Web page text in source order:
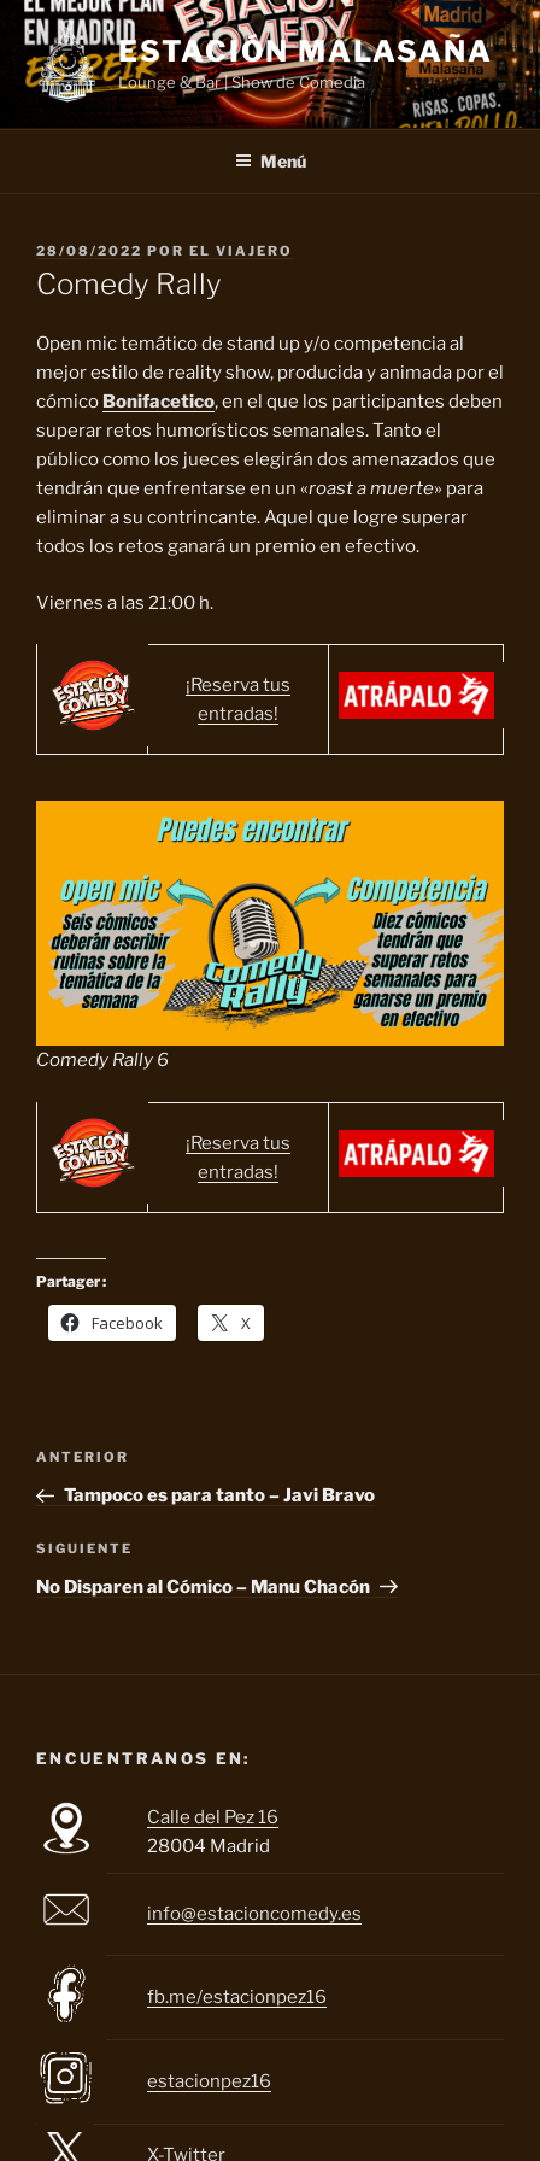
Saltar
contenido
ESTACIÓN MALASAÑA
Lounge & Bar | Show de Comedia
Menú
PUBLICADO
EL
28/08/2022 POR EL VIAJERO
Comedy Rally
Open mic temático de stand up y/o competencia al
mejor estilo de reality show, producida y animada por el
cómico Bonifacetico, en el que los participantes deben
superar retos humorísticos semanales. Tanto el
público como los jueces elegirán dos amenazados que
tendrán que enfrentarse en un «roast a muerte» para
eliminar a su contrincante. Aquel que logre superar
todos los retos ganará un premio en efectivo.
Viernes a las 21:00 h.
¡Reserva tus
entradas!
Comedy Rally 6
¡Reserva tus
entradas!
Partager :
Facebook X
Navegación
entradas
Entrada
anterior:
ANTERIOR
Tampoco es para tanto – Javi Bravo
Siguiente
entrada
SIGUIENTE
No Disparen al Cómico – Manu Chacón
ENCUENTRANOS EN:
Calle del Pez 16
28004 Madrid
info@estacioncomedy.es
fb.me/estacionpez16
estacionpez16
X-Twitter